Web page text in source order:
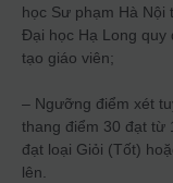
học Sư phạm Hà
Đại học Hạ Long quy
tạo giáo viên;
– Ngưỡng điểm xét
thang điểm 30 đạt từ
đạt loại Giỏi (Tốt)
lên.